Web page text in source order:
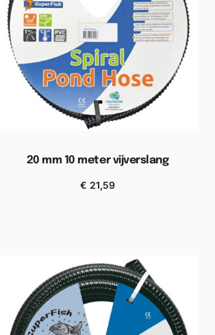
20 mm 10 meter vijverslang
€ 21,59